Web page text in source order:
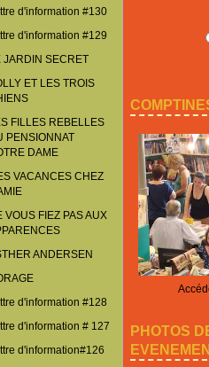
d'information #130
d'information #129
JARDIN SECRET
ET LES TROIS
FILLES REBELLES
PENSIONNAT
DAME
VACANCES CHEZ
VOUS FIEZ PAS AUX
ANDERSEN
d'information #128
d'information # 127
d'information#126
PHOTOS